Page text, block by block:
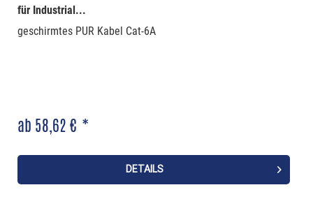
für Industrial...
geschirmtes PUR Kabel Cat-6A
ab 58,62 € *
DETAILS